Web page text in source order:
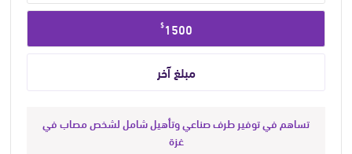
$1500
تساهم في توفير طرف صناعي وتأهيل شامل لشخص مصاب في
غزة